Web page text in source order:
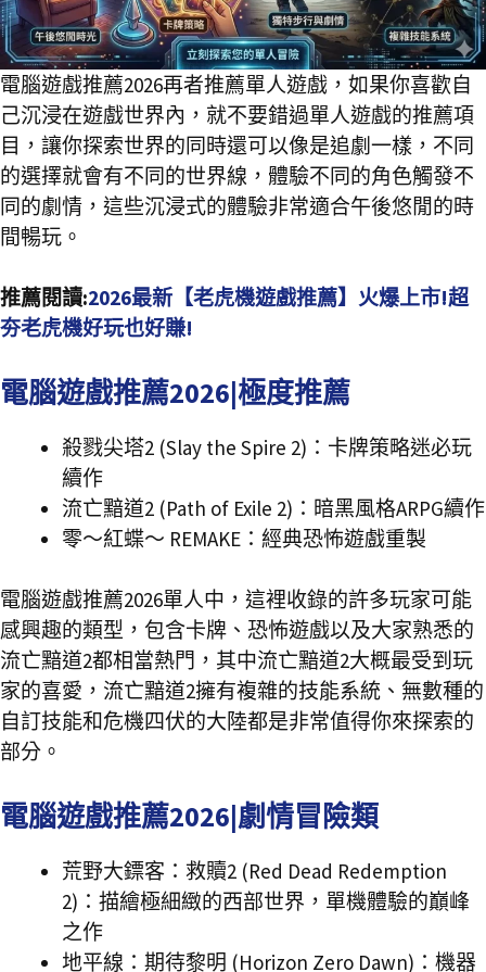
電腦遊戲推薦2026再者推薦單人遊戲，如果你喜歡自
己沉浸在遊戲世界內，就不要錯過單人遊戲的推薦項
目，讓你探索世界的同時還可以像是追劇一樣，不同
的選擇就會有不同的世界線，體驗不同的角色觸發不
同的劇情，這些沉浸式的體驗非常適合午後悠閒的時
間暢玩。
推薦閱讀:2026最新【老虎機遊戲推薦】火爆上市!超
夯老虎機好玩也好賺!
電腦遊戲推薦2026|極度推薦
殺戮尖塔2 (Slay the Spire 2)：卡牌策略迷必玩
續作
流亡黯道2 (Path of Exile 2)：暗黑風格ARPG續作
零～紅蝶～ REMAKE：經典恐怖遊戲重製
電腦遊戲推薦2026單人中，這裡收錄的許多玩家可能
感興趣的類型，包含卡牌、恐怖遊戲以及大家熟悉的
流亡黯道2都相當熱門，其中流亡黯道2大概最受到玩
家的喜愛，流亡黯道2擁有複雜的技能系統、無數種的
自訂技能和危機四伏的大陸都是非常值得你來探索的
部分。
電腦遊戲推薦2026|劇情冒險類
荒野大鏢客：救贖2 (Red Dead Redemption
2)：描繪極細緻的西部世界，單機體驗的巔峰
之作
地平線：期待黎明 (Horizon Zero Dawn)：機器